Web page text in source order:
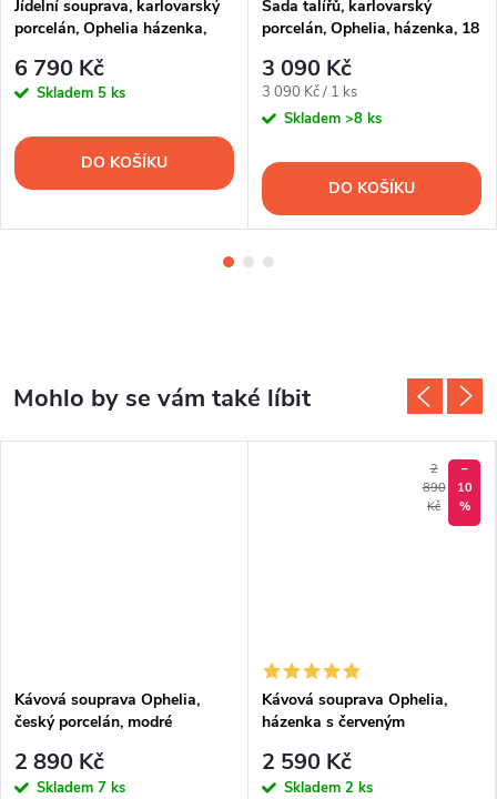
Jídelní souprava, karlovarský
porcelán, Ophelia házenka,
6 790 Kč
Skladem 5 ks
DO KOŠÍKU
Sada talířů, karlovarský
porcelán, Ophelia, házenka, 18
3 090 Kč
Měrná
cena:
3 090 Kč / 1 ks
Skladem >8 ks
DO KOŠÍKU
Kávová souprava Ophelia,
český porcelán, modré
2 890 Kč
Skladem 7 ks
2
890
Kč
–
10
%
Kávová souprava Ophelia,
házenka s červeným
15 d.
2 590 Kč
Skladem 2 ks